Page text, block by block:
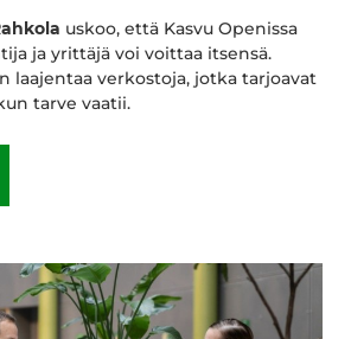
uskoo, että Kasvu Openissa
ja yrittäjä voi voittaa itsensä.
laajentaa verkostoja, jotka tarjoavat
tarve vaatii.